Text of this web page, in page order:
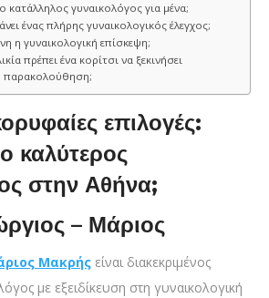
κατάλληλος γυναικολόγος για μένα;
ένας πλήρης γυναικολογικός έλεγχος;
η γυναικολογική επίσκεψη;
πρέπει ένα κορίτσι να ξεκινήσει
παρακολούθηση;
επιλογές:
καλύτερος
στην Αθήνα;
– Μάριος
Μακρής είναι διακεκριμένος
με εξειδίκευση στη γυναικολογική